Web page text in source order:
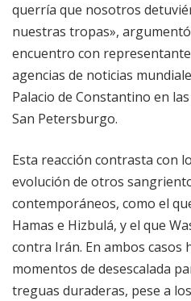
querría que nosotros
nuestras tropas»,
encuentro con
agencias de noticias
Palacio de Constantino en
San Petersburgo.
Esta reacción contrasta con
evolución de otros
contemporáneos, como el
Hamas e Hizbulá, y el que
contra Irán. En ambos casos
momentos de desescalada
treguas duraderas, pese a